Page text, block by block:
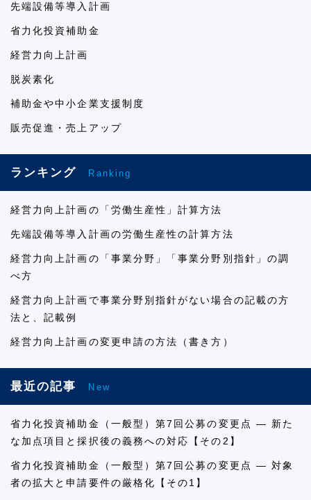
先端設備等導入計画
省力化投資補助金
経営力向上計画
脱炭素化
補助金や中小企業支援制度
販売促進・売上アップ
ランキング Ranking
経営力向上計画の「労働生産性」計算方法
先端設備等導入計画の労働生産性の計算方法
経営力向上計画の「事業分野」「事業分野別指針」の調
べ方
経営力向上計画で事業分野別指針がない場合の記載の方
法と、記載例
経営力向上計画の変更申請の方法（書き方）
最近の記事 New
省力化投資補助金（一般型）第7回公募の変更点 ― 新た
な加点項目と採択後の義務への対応【その2】
省力化投資補助金（一般型）第7回公募の変更点 ― 対象
者の拡大と申請要件の厳格化【その1】